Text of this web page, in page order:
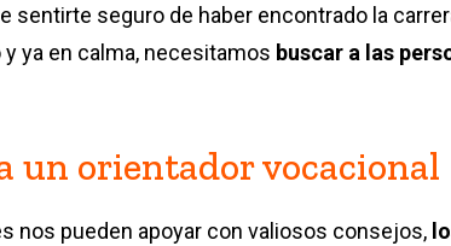
sentirte seguro de haber encontrado la
ya en calma, necesitamos buscar a las
un orientador vocacional
nos pueden apoyar con valiosos consejos,